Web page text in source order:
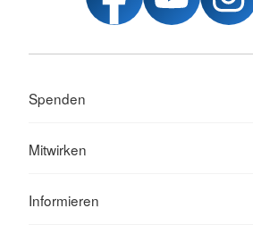
Spenden
Mitwirken
Informieren